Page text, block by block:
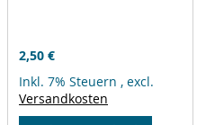
2,50 €
Inkl. 7% Steuern , excl.
Versandkosten